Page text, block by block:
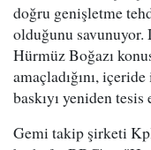
doğru genişletme
olduğunu savunuyor.
Hürmüz Boğazı
amaçladığını,
baskıyı yeniden
Gemi takip şirketi